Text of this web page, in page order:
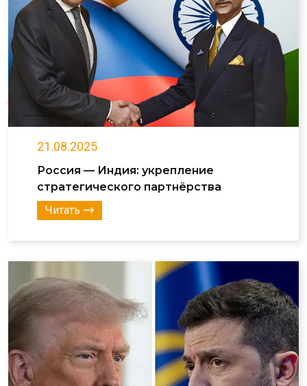
21.08.2025
Россия — Индия: укрепление
стратегического партнёрства
Читать